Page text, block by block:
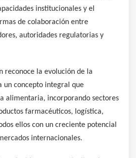
institucionales y el
de colaboración entre
autoridades regulatorias y
reconoce la evolución de la
un concepto integral que
alimentaria, incorporando sectores
farmacéuticos, logística,
ellos con un creciente potencial
internacionales.